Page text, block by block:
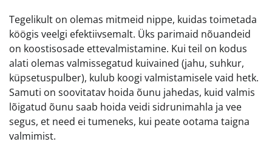
Tegelikult on olemas mitmeid nippe, kuidas toimetada
köögis veelgi efektiivsemalt. Üks parimaid nõuandeid
on koostisosade ettevalmistamine. Kui teil on kodus
alati olemas valmissegatud kuivained (jahu, suhkur,
küpsetuspulber), kulub koogi valmistamisele vaid hetk.
Samuti on soovitatav hoida õunu jahedas, kuid valmis
lõigatud õunu saab hoida veidi sidrunimahla ja vee
segus, et need ei tumeneks, kui peate ootama taigna
valmimist.